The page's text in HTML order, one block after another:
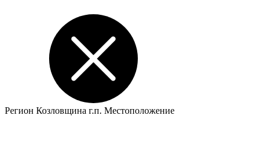
Регион Козловщина г.п. Местоположение